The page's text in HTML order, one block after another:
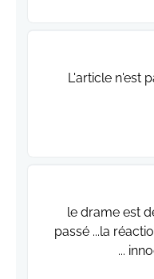
L'article n'est
le drame est
passé ...la